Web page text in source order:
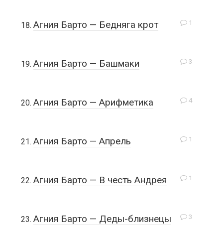
1
Агния Барто — Бедняга крот
3
Агния Барто — Башмаки
4
Агния Барто — Арифметика
1
Агния Барто — Апрель
1
Агния Барто — В честь Андрея
3
Агния Барто — Деды-близнецы